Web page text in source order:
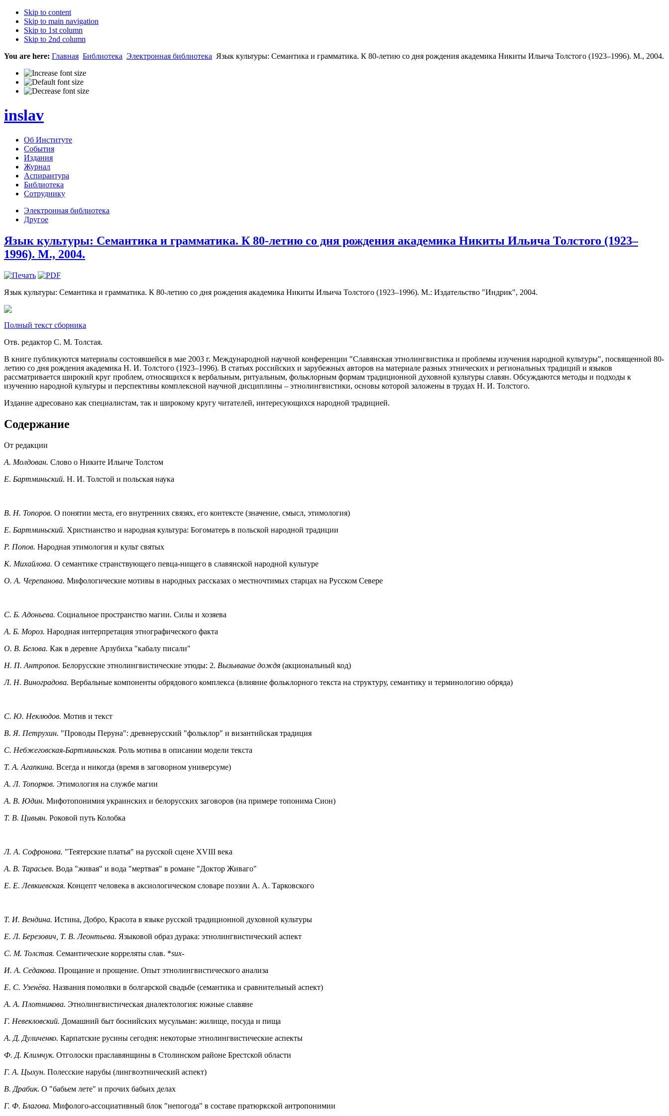
Skip to content
Skip to main navigation
Skip to 1st column
Skip to 2nd column
You are here: Главная Библиотека Электронная библиотека Язык культуры: Семантика и грамматика. К 80-летию со дня рождения академика Никиты Ильича Толстого (1923–1996). М., 2004.
inslav
Об Институте
События
Издания
Журнал
Аспирантура
Библиотека
Сотруднику
Электронная библиотека
Другое
Язык культуры: Семантика и грамматика. К 80-летию со дня рождения академика Никиты Ильича Толстого (1923–
1996). М., 2004.
Язык культуры: Семантика и грамматика. К 80-летию со дня рождения академика Никиты Ильича Толстого (1923–1996). М.: Издательство "Индрик", 2004.
Полный текст сборника
Отв. редактор С. М. Толстая.
В книге публикуются материалы состоявшейся в мае 2003 г. Международной научной конференции "Славянская этнолингвистика и проблемы изучения народной культуры", посвященной 80-
летию со дня рождения академика Н. И. Толстого (1923–1996). В статьях российских и зарубежных авторов на материале разных этнических и региональных традиций и языков
рассматривается широкий круг проблем, относящихся к вербальным, ритуальным, фольклорным формам традиционной духовной культуры славян. Обсуждаются методы и подходы к
изучению народной культуры и перспективы комплексной научной дисциплины – этнолингвистики, основы которой заложены в трудах Н. И. Толстого.
Издание адресовано как специалистам, так и широкому кругу читателей, интересующихся народной традицией.
Содержание
От редакции
А. Молдован. Слово о Никите Ильиче Толстом
Е. Бартминьский. Н. И. Толстой и польская наука
В. Н. Топоров. О понятии места, его внутренних связях, его контексте (значение, смысл, этимология)
Е. Бартминьский. Христианство и народная культура: Богоматерь в польской народной традиции
Р. Попов. Народная этимология и культ святых
К. Михайлова. О семантике странствующего певца-нищего в славянской народной культуре
О. А. Черепанова. Мифологические мотивы в народных рассказах о местночтимых старцах на Русском Севере
С. Б. Адоньева. Социальное пространство магии. Силы и хозяева
А. Б. Мороз. Народная интерпретация этнографического факта
О. В. Белова. Как в деревне Арзубиха "кабалу писали"
Н. П. Антропов. Белорусские этнолингвистические этюды: 2. Вызывание дождя (акциональный код)
Л. Н. Виноградова. Вербальные компоненты обрядового комплекса (влияние фольклорного текста на структуру, семантику и терминологию обряда)
С. Ю. Неклюдов. Мотив и текст
В. Я. Петрухин. "Проводы Перуна": древнерусский "фольклор" и византийская традиция
С. Небжеговская-Бартминьская. Роль мотива в описании модели текста
Т. А. Агапкина. Всегда и никогда (время в заговорном универсуме)
А. Л. Топорков. Этимология на службе магии
А. В. Юдин. Мифотопонимия украинских и белорусских заговоров (на примере топонима Сион)
Т. В. Цивьян. Роковой путь Колобка
Л. А. Софронова. "Теятерские платья" на русской сцене XVIII века
А. В. Тарасьев. Вода "живая" и вода "мертвая" в романе "Доктор Живаго"
Е. Е. Левкиевская. Концепт человека в аксиологическом словаре поэзии А. А. Тарковского
Т. И. Вендина. Истина, Добро, Красота в языке русской традиционной духовной культуры
Е. Л. Березович, Т. В. Леонтьева. Языковой образ дурака: этнолингвистический аспект
С. М. Толстая. Семантические корреляты слав. *sux-
И. А. Седакова. Прощание и прощение. Опыт этнолингвистического анализа
Е. С. Узенёва. Названия помолвки в болгарской свадьбе (семантика и сравнительный аспект)
А. А. Плотникова. Этнолингвистическая диалектология: южные славяне
Г. Невекловский. Домашний быт боснийских мусульман: жилище, посуда и пища
А. Д. Дуличенко. Карпатские русины сегодня: некоторые этнолингвистические аспекты
Ф. Д. Климчук. Отголоски праславянщины в Столинском районе Брестской области
Г. А. Цыхун. Полесские нарубы (лингвоэтнический аспект)
В. Драбик. О "бабьем лете" и прочих бабьих делах
Г. Ф. Благова. Мифолого-ассоциативный блок "непогода" в составе пратюркской антропонимии